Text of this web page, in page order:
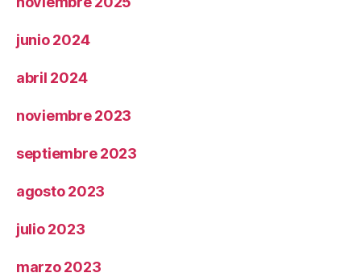
junio 2024
abril 2024
noviembre 2023
septiembre 2023
agosto 2023
julio 2023
marzo 2023